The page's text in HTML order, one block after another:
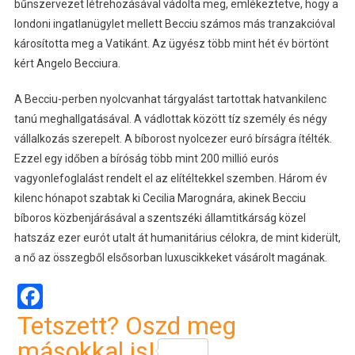
bűnszervezet létrehozásával vádolta meg, emlékeztetve, hogy a
londoni ingatlanügylet mellett Becciu számos más tranzakcióval
károsította meg a Vatikánt. Az ügyész több mint hét év börtönt
kért Angelo Becciura.
A Becciu-perben nyolcvanhat tárgyalást tartottak hatvankilenc
tanú meghallgatásával. A vádlottak között tíz személy és négy
vállalkozás szerepelt. A bíborost nyolcezer euró bírságra ítélték.
Ezzel egy időben a bíróság több mint 200 millió eurós
vagyonlefoglalást rendelt el az elítéltekkel szemben. Három év
kilenc hónapot szabtak ki Cecilia Marognára, akinek Becciu
bíboros közbenjárásával a szentszéki államtitkárság közel
hatszáz ezer eurót utalt át humanitárius célokra, de mint kiderült,
a nő az összegből elsősorban luxuscikkeket vásárolt magának.
Tetszett? Oszd meg